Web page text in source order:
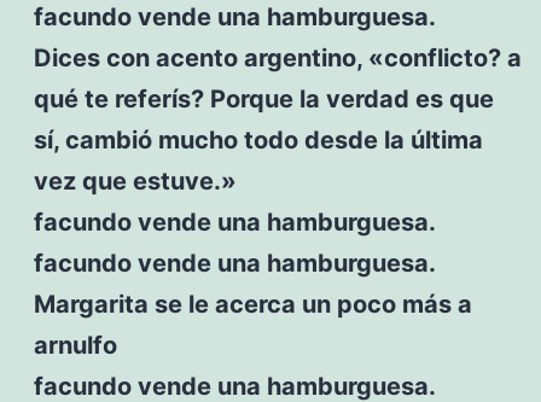
facundo vende una hamburguesa.
Dices con acento argentino, «conflicto? a
qué te referís? Porque la verdad es que
sí, cambió mucho todo desde la última
vez que estuve.»
facundo vende una hamburguesa.
facundo vende una hamburguesa.
Margarita se le acerca un poco más a
arnulfo
facundo vende una hamburguesa.